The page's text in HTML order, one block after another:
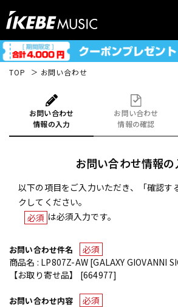
TOP お問い合わせ
お問い合わせ
情報の入力
お問い合わせ
情報の確認
お問い合わせ情報の
以下の項目をご入力いただき、「確認す
クしてください。
必須 は必須入力です。
お問い合わせ件名
必須
商品名 : LP807Z-AW [GALAXY GIOVANNI
【お取り寄せ品】 [664977]
お問い合わせ内容 必須